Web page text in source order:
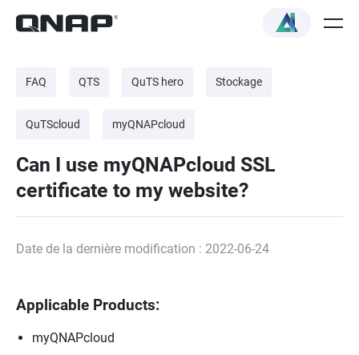
FAQ QTS QuTS hero Stockage
QuTScloud myQNAPcloud
Can I use myQNAPcloud SSL
certificate to my website?
Date de la dernière modification : 2022-06-24
Applicable Products:
myQNAPcloud